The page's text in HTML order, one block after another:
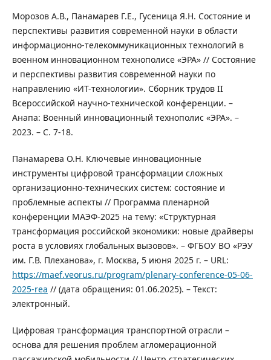
Морозов А.В., Панамарев Г.Е., Гусеница Я.Н. Состояние и
перспективы развития современной науки в области
информационно-телекоммуникационных технологий в
военном инновационном технополисе «ЭРА» // Состояние
и перспективы развития современной науки по
направлению «ИТ-технологии». Сборник трудов II
Всероссийской научно-технической конференции. –
Анапа: Военный инновационный технополис «ЭРА». –
2023. – С. 7-18.
Панамарева О.Н. Ключевые инновационные
инструменты цифровой трансформации сложных
организационно-технических систем: состояние и
проблемные аспекты // Программа пленарной
конференции МАЭФ-2025 на тему: «Структурная
трансформация российской экономики: новые драйверы
роста в условиях глобальных вызовов». – ФГБОУ ВО «РЭУ
им. Г.В. Плеханова», г. Москва, 5 июня 2025 г. – URL:
https://maef.veorus.ru/program/plenary-conference-05-06-
2025-rea // (дата обращения: 01.06.2025). – Текст:
электронный.
Цифровая трансформация транспортной отрасли –
основа для решения проблем агломерационной